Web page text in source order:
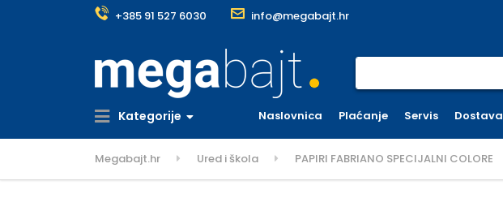
+385 91 527 6030 info@megabajt.hr
Kategorije Naslovnica Plaćanje Servis Dostava
Megabajt.hr Ured i škola PAPIRI FABRIANO SPECIJALNI COLORE